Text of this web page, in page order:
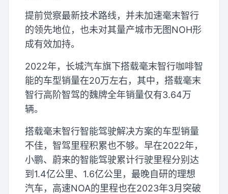
提前觉察最新技术路线，并未加速毫末智行
的领先地位，也未对其量产城市无图NOH形
成有效加持。
2022年，长城汽车旗下搭载毫末智行咖啡智
能的车型销量在20万左右，其中，搭载毫末
智行高阶智驾的魏牌全年销量仅有3.64万
辆。
搭载毫末智行智能驾驶解决方案的车型销量
不佳，智驾里程积累也不够。早在2022年，
小鹏、蔚来的智能驾驶累计行驶里程分别达
到1.4亿公里、1.6亿公里，最晚自研的理想
汽车，高速NOA的里程也在2023年3月突破